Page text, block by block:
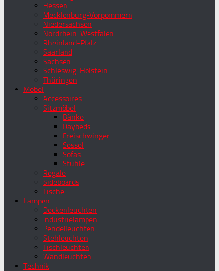
Hessen
Mecklenburg-Vorpommern
Niedersachsen
Nordrhein-Westfalen
Rheinland-Pfalz
Saarland
Sachsen
Schleswig-Holstein
Thüringen
Möbel
Accessoires
Sitzmöbel
Bänke
Daybeds
Freischwinger
Sessel
Sofas
Stühle
Regale
Sideboards
Tische
Lampen
Deckenleuchten
Industrielampen
Pendelleuchten
Stehleuchten
Tischleuchten
Wandleuchten
Technik